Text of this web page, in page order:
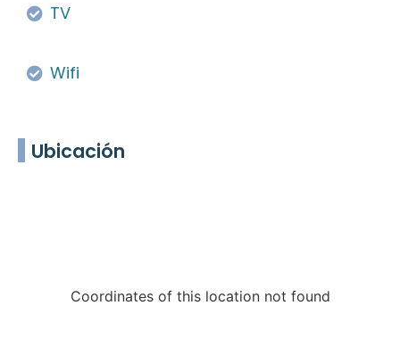
TV
Wifi
Ubicación
Coordinates of this location not found